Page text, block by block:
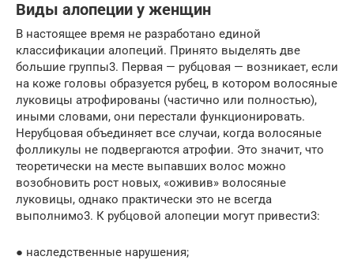
Виды алопеции у женщин
В настоящее время не разработано единой
классификации алопеций. Принято выделять две
большие группы3. Первая — рубцовая — возникает, если
на коже головы образуется рубец, в котором волосяные
луковицы атрофированы (частично или полностью),
иными словами, они перестали функционировать.
Нерубцовая объединяет все случаи, когда волосяные
фолликулы не подвергаются атрофии. Это значит, что
теоретически на месте выпавших волос можно
возобновить рост новых, «оживив» волосяные
луковицы, однако практически это не всегда
выполнимо3. К рубцовой алопеции могут привести3:
● наследственные нарушения;